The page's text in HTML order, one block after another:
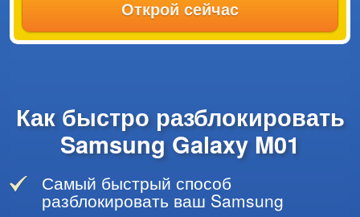
Открой сейчас
Как быстро разблокировать
Samsung Galaxy M01
Самый быстрый способ
разблокировать ваш Samsung